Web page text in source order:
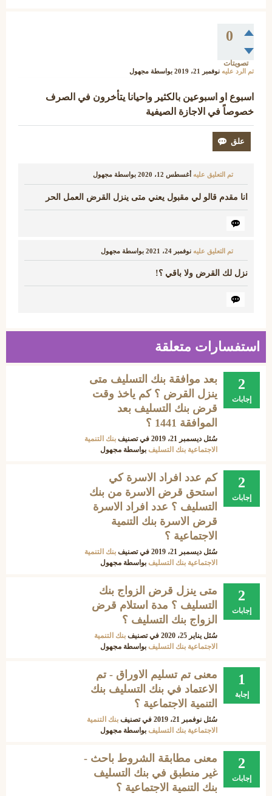
0
تصويتات
تم الرد عليه نوفمبر 21، 2019 بواسطة مجهول
اسبوع او اسبوعين بالكثير واحيانا يتأخرون في الصرف
خصوصاً في الاجازة الصيفية
تم التعليق عليه أغسطس 12، 2020 بواسطة مجهول
انا مقدم قالو لي مقبول يعني متى ينزل القرض العمل الحر
تم التعليق عليه نوفمبر 24، 2021 بواسطة مجهول
نزل لك القرض ولا باقي ؟!
استفسارات متعلقة
2
إجابات
بعد موافقة بنك التسليف متى
ينزل القرض ؟ كم ياخذ وقت
قرض بنك التسليف بعد
الموافقة 1441 ؟
سُئل ديسمبر 21، 2019 في تصنيف بنك التنمية
الاجتماعية بنك التسليف بواسطة مجهول
2
إجابات
كم عدد افراد الاسرة كي
استحق قرض الاسرة من بنك
التسليف ؟ عدد افراد الاسرة
قرض الاسرة بنك التنمية
الاجتماعية ؟
سُئل ديسمبر 21، 2019 في تصنيف بنك التنمية
الاجتماعية بنك التسليف بواسطة مجهول
2
إجابات
متى ينزل قرض الزواج بنك
التسليف ؟ مدة استلام قرض
الزواج بنك التسليف ؟
سُئل يناير 25، 2020 في تصنيف بنك التنمية
الاجتماعية بنك التسليف بواسطة مجهول
1
إجابة
معنى تم تسليم الاوراق - تم
الاعتماد في بنك التسليف بنك
التنمية الاجتماعية ؟
سُئل نوفمبر 21، 2019 في تصنيف بنك التنمية
الاجتماعية بنك التسليف بواسطة مجهول
2
إجابات
معنى مطابقة الشروط باحث -
غير منطبق في بنك التسليف
بنك التنمية الاجتماعية ؟